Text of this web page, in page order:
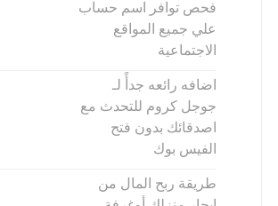
فحص توافر اسم حساب
علي جميع المواقع
الاجتماعية
اضافه رائعه جدأً لـ
جوجل كروم للتحدث مع
اصدقائك بدون فتح
الفيس بوك
طريقة ربح المال من